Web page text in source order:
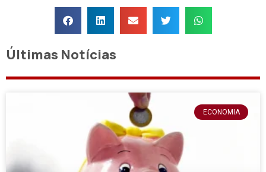
Últimas Notícias
ECONOMIA